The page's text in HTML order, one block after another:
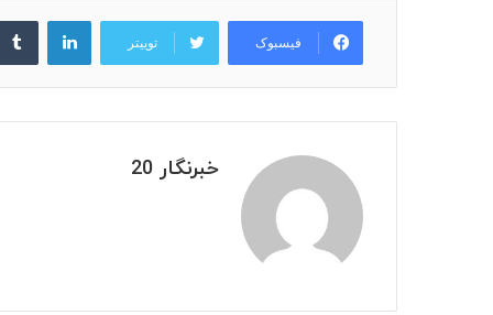
فیسبوک توییتر
لینکدین
خبرنگار 20